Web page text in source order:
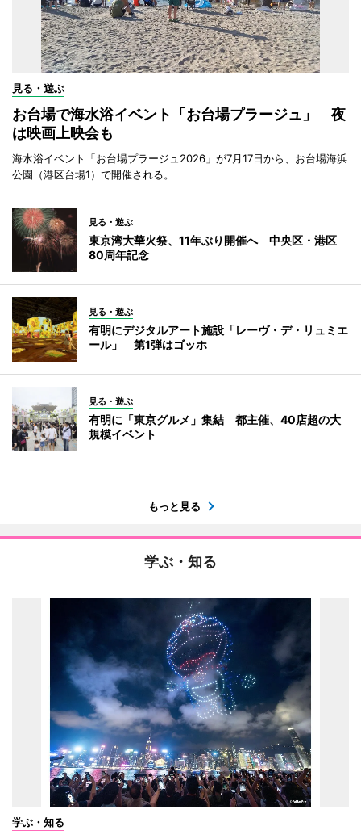
見る・遊ぶ
お台場で海水浴イベント「お台場プラージュ」 夜
は映画上映会も
海水浴イベント「お台場プラージュ2026」が7月17日から、お台場海浜
公園（港区台場1）で開催される。
見る・遊ぶ
東京湾大華火祭、11年ぶり開催へ 中央区・港区
80周年記念
見る・遊ぶ
有明にデジタルアート施設「レーヴ・デ・リュミエ
ール」 第1弾はゴッホ
見る・遊ぶ
有明に「東京グルメ」集結 都主催、40店超の大
規模イベント
もっと見る
学ぶ・知る
学ぶ・知る